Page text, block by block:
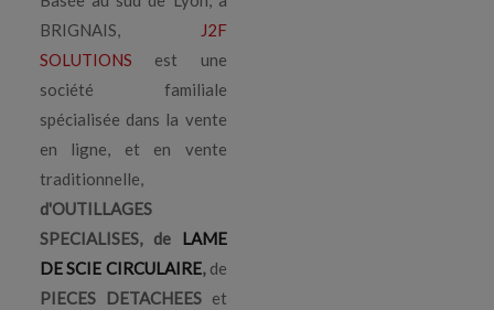
BRIGNAIS,
J2F
SOLUTIONS est une
société familiale
spécialisée dans la vente
en ligne, et en vente
traditionnelle,
d'OUTILLAGES
SPECIALISES, de LAME
DE SCIE CIRCULAIRE,de
PIECES DETACHEESet